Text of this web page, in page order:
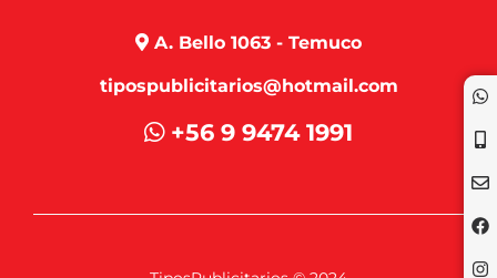
A. Bello 1063 - Temuco
tipospublicitarios@hotmail.com
+56 9 9474 1991